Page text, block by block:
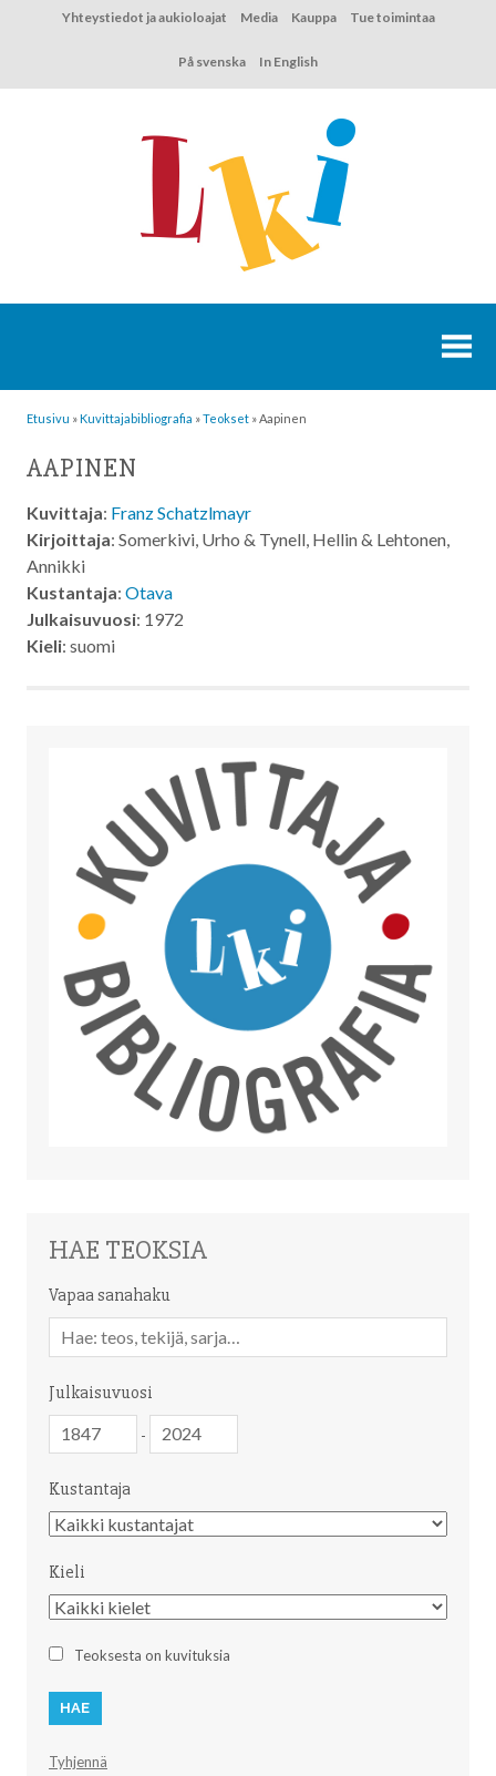
Yhteystiedot ja aukioloajat Media Kauppa Tue toimintaa
På svenska In English
Etusivu »Kuvittaja­bibliografia »Teokset » Aapinen
AAPINEN
Kuvittaja: Franz Schatzlmayr
Kirjoittaja: Somerkivi, Urho & Tynell, Hellin & Lehtonen,
Annikki
Kustantaja: Otava
Julkaisuvuosi: 1972
Kieli: suomi
HAE TEOKSIA
Vapaa sanahaku
sanahaku
Julkaisuvuosi
-
Kustantaja
Kustantaja
Kieli
Kieli
Teoksesta on kuvituksia
Tyhjennä